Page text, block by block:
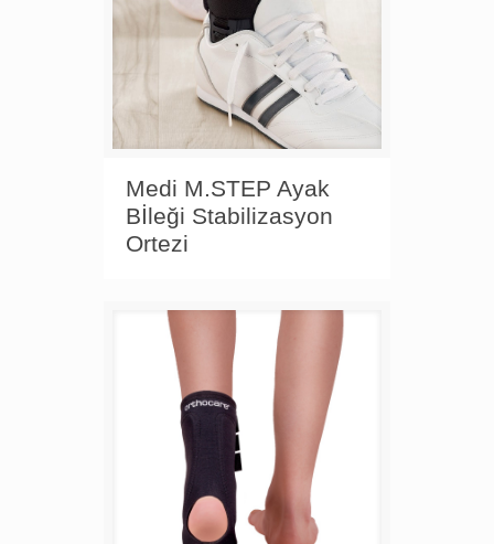
Medi M.STEP Ayak
Bİleği Stabilizasyon
Ortezi